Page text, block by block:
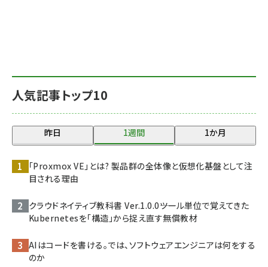
人気記事トップ10
昨日 1週間 1か月
「Proxmox VE」とは? 製品群の全体像と仮想化基盤として注
目される理由
クラウドネイティブ教科書 Ver.1.0.0――ツール単位で覚えてきた
Kubernetesを「構造」から捉え直す無償教材
AIはコードを書ける。では、ソフトウェアエンジニアは何をする
のか